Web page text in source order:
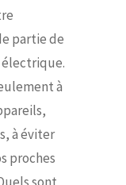
partie de
à
à éviter
proches